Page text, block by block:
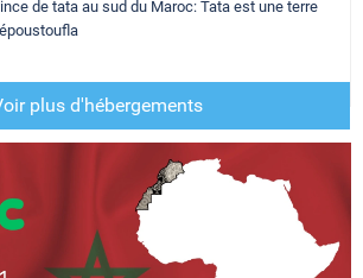
de tata au sud du Maroc: Tata est une terre
plus d'hébergements